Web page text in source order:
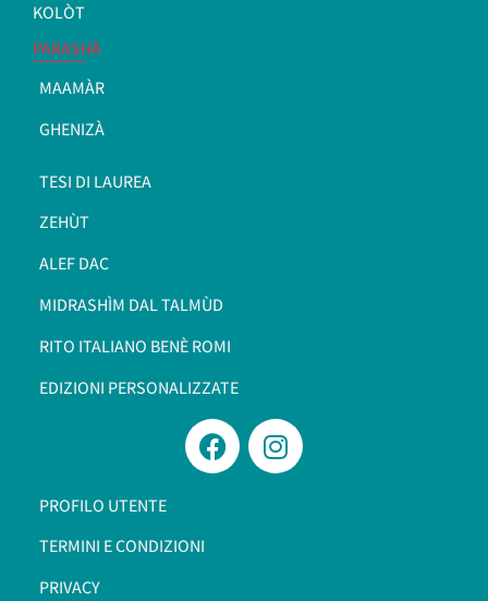
KOLÒT
PARASHÀ
MAAMÀR
GHENIZÀ
TESI DI LAUREA
ZEHÙT
ALEF DAC
MIDRASHÌM DAL TALMÙD
RITO ITALIANO BENÈ ROMI​
EDIZIONI PERSONALIZZATE
PROFILO UTENTE
TERMINI E CONDIZIONI
PRIVACY